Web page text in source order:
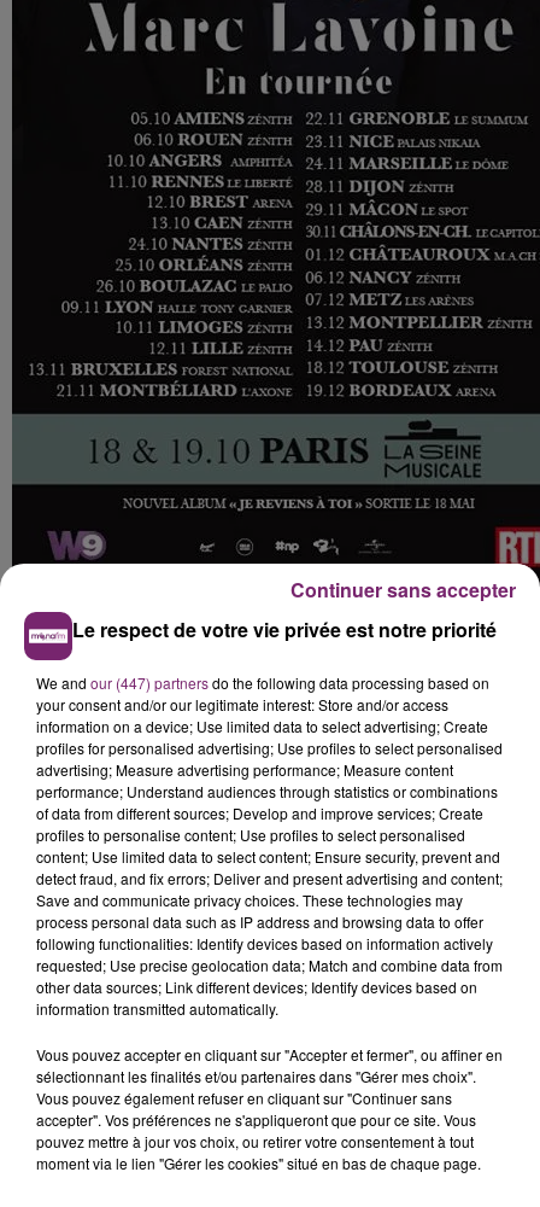
Le respect de votre vie privée est notre priorité
We and our (447) partnersdo the following data processing based on
your consent and/or our legitimate interest: Store and/or access
information on a device; Use limited data to select advertising; Create
profiles for personalised advertising; Use profiles to select personalised
advertising; Measure advertising performance; Measure content
performance; Understand audiences through statistics or combinations
of data from different sources; Develop and improve services; Create
profiles to personalise content; Use profiles to select personalised
content; Use limited data to select content; Ensure security, prevent and
detect fraud, and fix errors; Deliver and present advertising and content;
Save and communicate privacy choices. These technologies may
process personal data such as IP address and browsing data to offer
following functionalities: Identify devices based on information actively
requested; Use precise geolocation data; Match and combine data from
other data sources; Link different devices; Identify devices based on
information transmitted automatically.
Vous pouvez accepter en cliquant sur "Accepter et fermer", ou affiner en
sélectionnant les finalités et/ou partenaires dans "Gérer mes choix".
Vous pouvez également refuser en cliquant sur "Continuer sans
accepter". Vos préférences ne s'appliqueront que pour ce site. Vous
pouvez mettre à jour vos choix, ou retirer votre consentement à tout
moment via le lien "Gérer les cookies" situé en bas de chaque page.
Continuer sans accepter